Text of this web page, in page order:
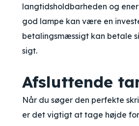
langtidsholdbarheden og
god lampe kan være en
betalingsmæssigt kan betale
sigt.
Afsluttende
Når du søger den perfekte
er det vigtigt at tage højde